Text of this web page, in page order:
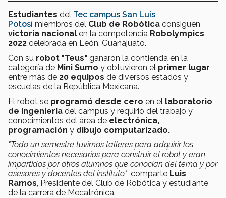
Estudiantes del Tec campus San Luis
Potosí miembros del Club de Robótica consiguen
victoria nacional en la competencia Robolympics
2022 celebrada en León, Guanajuato.
Con su robot "Teus" ganaron la contienda en la
categoría de Mini Sumo y obtuvieron el primer lugar
entre más de 20 equipos de diversos estados y
escuelas de la República Mexicana.
El robot se programó desde cero en el laboratorio
de Ingeniería del campus y requirió del trabajo y
conocimientos del área de electrónica,
programación y dibujo computarizado.
"Todo un semestre tuvimos talleres para adquirir los
conocimientos necesarios para construir el robot y eran
impartidos por otros alumnos que conocían del tema y por
asesores y docentes del instituto" , comparte Luis
Ramos , Presidente del Club de Robótica y estudiante
de la carrera de Mecatrónica.